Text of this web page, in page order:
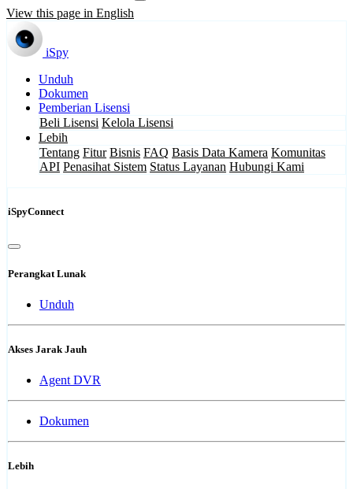
View this page in English
iSpy
Unduh
Dokumen
Pemberian Lisensi
Beli Lisensi Kelola Lisensi
Lebih
Tentang Fitur Bisnis FAQ Basis Data Kamera Komunitas
API Penasihat Sistem Status Layanan Hubungi Kami
iSpyConnect
Perangkat Lunak
Unduh
Akses Jarak Jauh
Agent DVR
Dokumen
Lebih